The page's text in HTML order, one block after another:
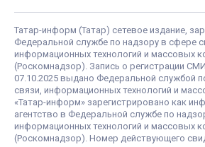
Татар-информ (Татар) сетевое издание,
Федеральной службе по надзору в сфере
информационных технологий и массовых
(Роскомнадзор). Запись о регистрации
07.10.2025 выдано Федеральной службой
связи, информационных технологий и
«Татар-информ» зарегистрировано как
агентство в Федеральной службе по
информационных технологий и массовых
(Роскомнадзор). Номер действующего